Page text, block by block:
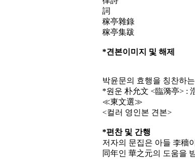
詞
稼亭雜錄
稼亭集跋
*견본이미지 및 해제
박윤문의 효행을 칭찬하
*원운 朴允文 <臨漪亭> :
≪東文選≫
<컬러 영인본 견본>
*편찬 및 간행
저자의 문집은 아들 李穡
同年인 華之元의 도움을